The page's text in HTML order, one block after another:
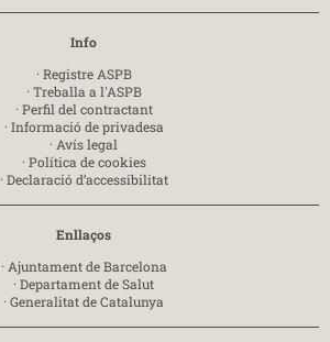
Info
· Registre ASPB
· Treballa a l'ASPB
· Perfil del contractant
· Informació de privadesa
· Avís legal
· Política de cookies
· Declaració d’accessibilitat
Enllaços
· Ajuntament de Barcelona
· Departament de Salut
· Generalitat de Catalunya